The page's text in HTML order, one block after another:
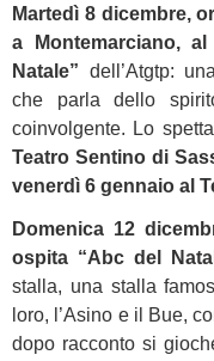
Martedì 8 dicembre,
a Montemarciano,
Natale” dell’Atgtp:
che parla dello
coinvolgente. Lo
Teatro Sentino di
venerdì 6 gennaio al
Domenica 12
ospita “Abc del
stalla, una stalla
loro, l’Asino e il Bue,
dopo racconto si